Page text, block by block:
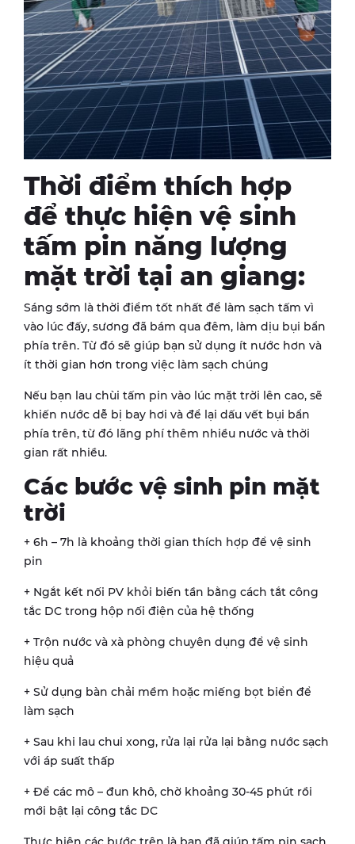
Thời điểm thích hợp
để thực hiện vệ sinh
tấm pin năng lượng
mặt trời tại an giang:
Sáng sớm là thời điểm tốt nhất để làm sạch tấm vì
vào lúc đấy, sương đã bám qua đêm, làm dịu bụi bẩn
phía trên. Từ đó sẽ giúp bạn sử dụng ít nước hơn và
ít thời gian hơn trong việc làm sạch chúng
Nếu bạn lau chùi tấm pin vào lúc mặt trời lên cao, sẽ
khiến nước dễ bị bay hơi và để lại dấu vết bụi bẩn
phía trên, từ đó lãng phí thêm nhiều nước và thời
gian rất nhiều.
Các bước vệ sinh pin mặt
trời
+ 6h – 7h là khoảng thời gian thích hợp để vệ sinh
pin
+ Ngắt kết nối PV khỏi biến tần bằng cách tắt công
tắc DC trong hộp nối điện của hệ thống
+ Trộn nước và xà phòng chuyên dụng để vệ sinh
hiệu quả
+ Sử dụng bàn chải mềm hoặc miếng bọt biển để
làm sạch
+ Sau khi lau chui xong, rửa lại rửa lại bằng nước sạch
với áp suất thấp
+ Để các mô – đun khô, chờ khoảng 30-45 phút rồi
mới bật lại công tắc DC